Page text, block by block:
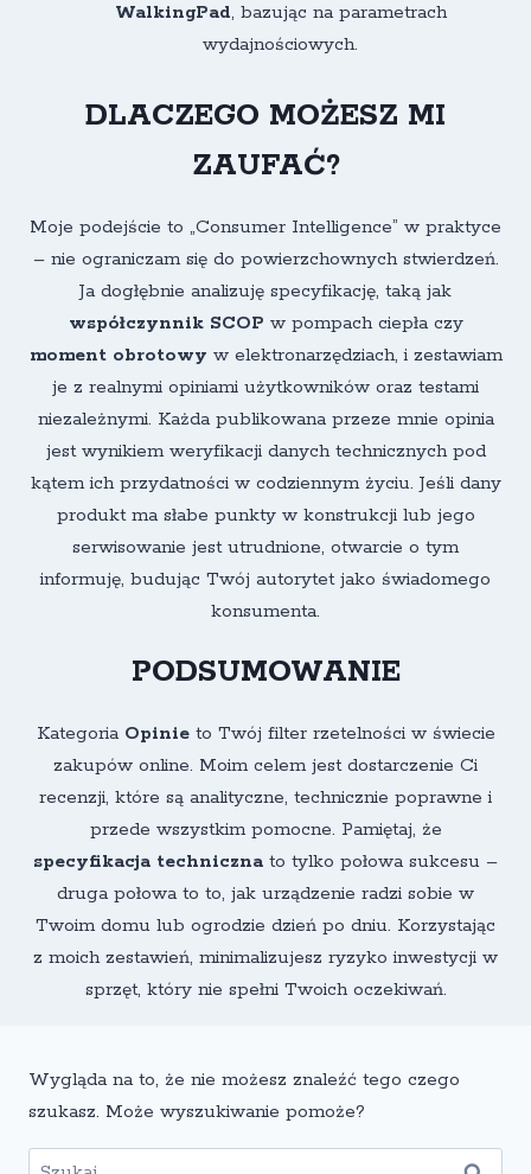
WalkingPad, bazując na parametrach
wydajnościowych.
DLACZEGO MOŻESZ MI
ZAUFAĆ?
Moje podejście to „Consumer Intelligence” w praktyce
– nie ograniczam się do powierzchownych stwierdzeń.
Ja dogłębnie analizuję specyfikację, taką jak
współczynnik SCOP w pompach ciepła czy
moment obrotowy w elektronarzędziach, i zestawiam
je z realnymi opiniami użytkowników oraz testami
niezależnymi. Każda publikowana przeze mnie opinia
jest wynikiem weryfikacji danych technicznych pod
kątem ich przydatności w codziennym życiu. Jeśli dany
produkt ma słabe punkty w konstrukcji lub jego
serwisowanie jest utrudnione, otwarcie o tym
informuję, budując Twój autorytet jako świadomego
konsumenta.
PODSUMOWANIE
Kategoria Opinieto Twój filter rzetelności w świecie
zakupów online. Moim celem jest dostarczenie Ci
recenzji, które są analityczne, technicznie poprawne i
przede wszystkim pomocne. Pamiętaj, że
specyfikacja techniczna to tylko połowa sukcesu –
druga połowa to to, jak urządzenie radzi sobie w
Twoim domu lub ogrodzie dzień po dniu. Korzystając
z moich zestawień, minimalizujesz ryzyko inwestycji w
sprzęt, który nie spełni Twoich oczekiwań.
Wygląda na to, że nie możesz znaleźć tego czego
szukasz. Może wyszukiwanie pomoże?